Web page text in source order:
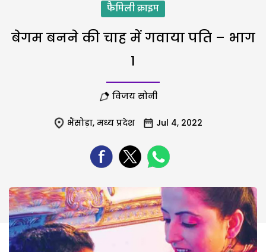
फैमिली क्राइम
बेगम बनने की चाह में गवाया पति – भाग
1
विजय सोनी
भैंसोड़ा, मध्य प्रदेश Jul 4, 2022